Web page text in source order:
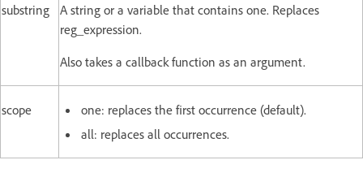
substring
A string or a variable that contains one. Replaces
reg_expression.
Also takes a callback function as an argument.
scope
one: replaces the first occurrence (default).
all: replaces all occurrences.